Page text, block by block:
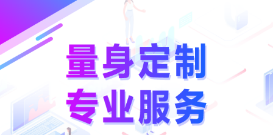
首页
APP开发
小程序开发
案例展示
新闻资讯